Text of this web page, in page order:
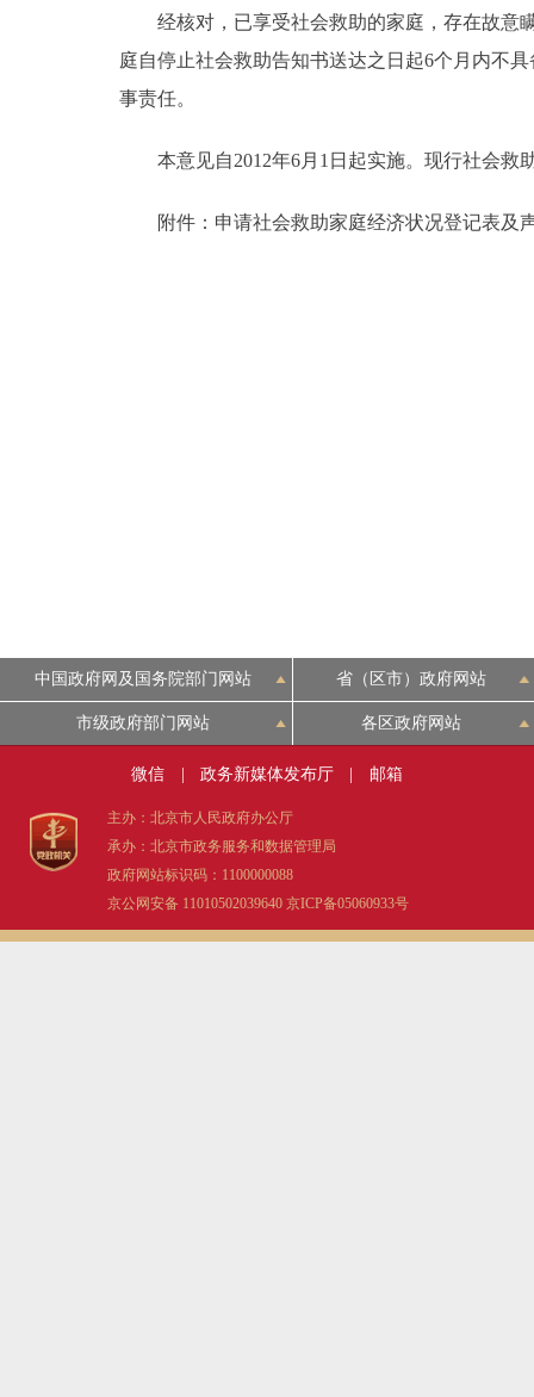
经核对，已享受社会救助的家庭，存在故意瞒
庭自停止社会救助告知书送达之日起6个月内不
事责任。
本意见自2012年6月1日起实施。现行社会救
附件：申请社会救助家庭经济状况登记表及
中国政府网及国务院部门网站 省（区市）政府网站
市级政府部门网站 各区政府网站
微信 政务新媒体发布厅 邮箱
主办：北京市人民政府办公厅
承办：北京市政务服务和数据管理局
政府网站标识码：1100000088
京公网安备 11010502039640 京ICP备05060933号